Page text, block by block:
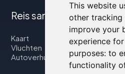
This website
other tracking
improve your
experience
purposes: to
functionality
Reis samen met ons
Kaart
Vluchten
Autoverhuur